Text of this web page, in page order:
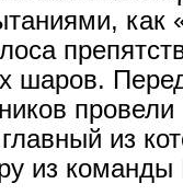
как
шаров.
из
из